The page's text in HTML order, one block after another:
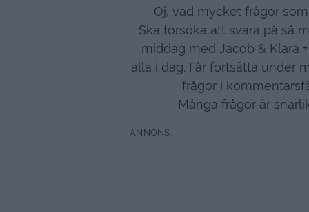
Oj, vad mycket frågor
Ska försöka att svara på så
middag med Jacob & Klara
alla i dag. Får fortsätta under
frågor i
Många frågor är